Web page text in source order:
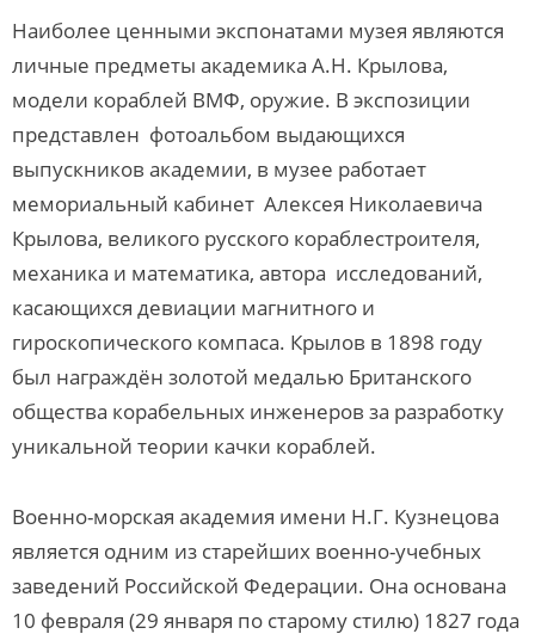
Наиболее ценными экспонатами музея являются
личные предметы академика А.Н. Крылова,
модели кораблей ВМФ, оружие. В экспозиции
представлен фотоальбом выдающихся
выпускников академии, в музее работает
мемориальный кабинет Алексея Николаевича
Крылова, великого русского кораблестроителя,
механика и математика, автора исследований,
касающихся девиации магнитного и
гироскопического компаса. Крылов в 1898 году
был награждён золотой медалью Британского
общества корабельных инженеров за разработку
уникальной теории качки кораблей.
Военно-морская академия имени Н.Г. Кузнецова
является одним из старейших военно-учебных
заведений Российской Федерации. Она основана
10 февраля (29 января по старому стилю) 1827 года